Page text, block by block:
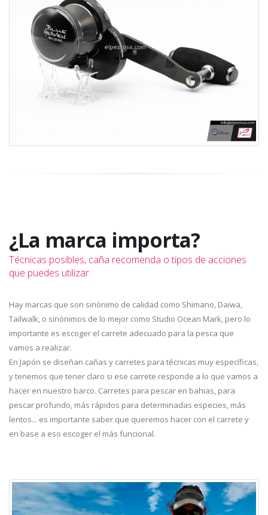
¿La marca importa?
Técnicas posibles, caña recomenda o tipos de acciones
que puedes utilizar
Hay marcas que son sinónimo de calidad como Shimano, Daiwa,
Tailwalk, o sinónimos de lo mejor como Studio Ocean Mark, pero lo
importante es escoger el carrete adecuado para la pesca que
vamos a realizar.
En Japón se diseñan cañas y carretes para técnicas muy específicas,
y tenemos que tener claro si ese carrete responde a lo que vamos a
hacer en nuestro barco. Carretes para pescar en bahias, para
pescar profundo, más rápidos para determinadas especies, más
lentos... es importante saber que queremos hacer con el carrete y
en base a eso escoger el más funcional.